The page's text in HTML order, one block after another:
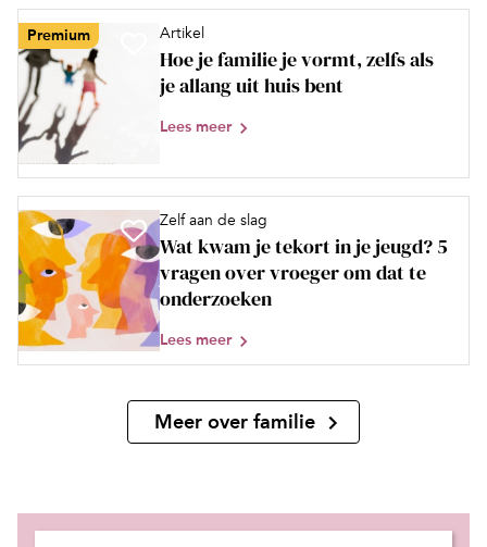
Premium Artikel
Hoe je familie je vormt, zelfs als
je allang uit huis bent
Lees meer
Zelf aan de slag
Wat kwam je tekort in je jeugd? 5
vragen over vroeger om dat te
onderzoeken
Lees meer
Meer over familie